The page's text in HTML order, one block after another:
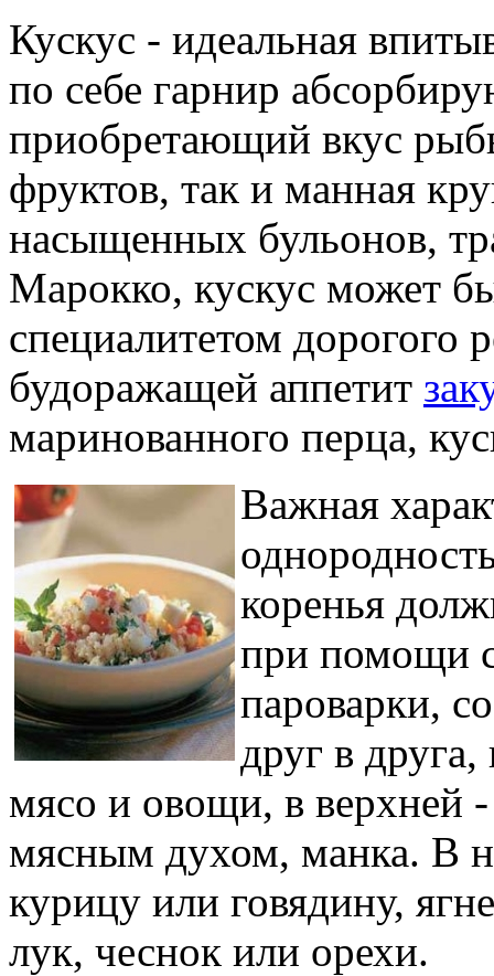
Кускус - идеальная
по себе гарнир
приобретающий вкус
фруктов, так и манная
насыщенных бульонов,
Марокко, кускус может
специалитетом дорогого
будоражащей аппетит
маринованного перца,
Важная
коренья
при помощи
пароварки,
друг в
мясо и овощи, в верхней
мясным духом, манка. В
курицу или говядину,
лук, чеснок или орехи.